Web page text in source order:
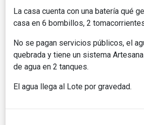
La casa cuenta con una batería qué
casa en 6 bombillos, 2
No se pagan servicios públicos, el
quebrada y tiene un sistema
de agua en 2 tanques.
El agua llega al Lote por gravedad.